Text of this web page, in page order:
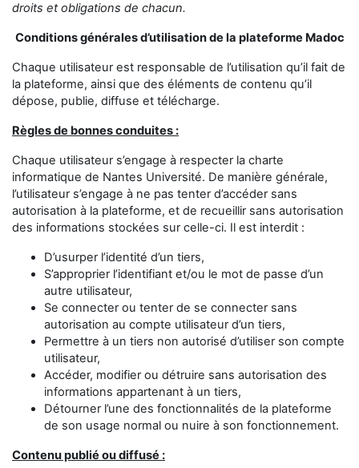
droits et obligations de chacun.
Conditions générales d’utilisation de la plateforme Madoc
Chaque utilisateur est responsable de l’utilisation qu’il fait de
la plateforme, ainsi que des éléments de contenu qu’il
dépose, publie, diffuse et télécharge.
Règles de bonnes conduites :
Chaque utilisateur s’engage à respecter la charte
informatique de Nantes Université. De manière générale,
l’utilisateur s’engage à ne pas tenter d’accéder sans
autorisation à la plateforme, et de recueillir sans autorisation
des informations stockées sur celle-ci. Il est interdit :
D’usurper l’identité d’un tiers,
S’approprier l’identifiant et/ou le mot de passe d’un
autre utilisateur,
Se connecter ou tenter de se connecter sans
autorisation au compte utilisateur d’un tiers,
Permettre à un tiers non autorisé d’utiliser son compte
utilisateur,
Accéder, modifier ou détruire sans autorisation des
informations appartenant à un tiers,
Détourner l’une des fonctionnalités de la plateforme
de son usage normal ou nuire à son fonctionnement.
Contenu publié ou diffusé :